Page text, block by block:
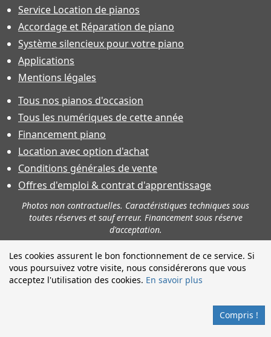
Les cookies assurent le bon fonctionnement de ce service. Si
vous poursuivez votre visite, nous considérerons que vous
acceptez l'utilisation des cookies. En savoir plus
Compris !
Service Location de pianos
Accordage et Réparation de piano
Système silencieux pour votre piano
Applications
Mentions légales
Tous nos pianos d'occasion
Tous les numériques de cette année
Financement piano
Location avec option d'achat
Conditions générales de vente
Offres d'emploi & contrat d'apprentissage
Photos non contractuelles. Caractéristiques techniques sous
toutes réserves et sauf erreur. Financement sous réserve
d'acceptation.